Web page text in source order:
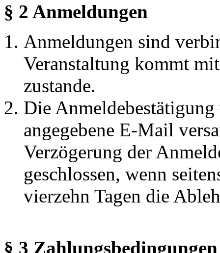
§ 2 Anmeldungen
Anmeldungen sind
Veranstaltung kommt
zustande.
Die
angegebene E-Mail
Verzögerung der
geschlossen, wenn
vierzehn Tagen die
§ 3 Zahlungsbedingungen